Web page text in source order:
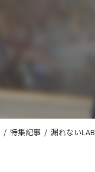
/ 特集記事 / 漏れないLAB